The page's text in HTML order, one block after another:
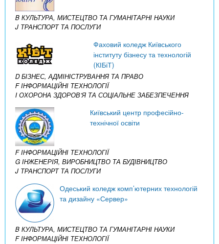
B КУЛЬТУРА, МИСТЕЦТВО ТА ГУМАНІТАРНІ НАУКИ
J ТРАНСПОРТ ТА ПОСЛУГИ
Фаховий коледж Київського
інституту бізнесу та технологій
(КІБіТ)
D БІЗНЕС, АДМІНІСТРУВАННЯ ТА ПРАВО
F ІНФОРМАЦІЙНІ ТЕХНОЛОГІЇ
I ОХОРОНА ЗДОРОВ’Я ТА СОЦІАЛЬНЕ ЗАБЕЗПЕЧЕННЯ
Київський центр професійно-
технічної освіти
F ІНФОРМАЦІЙНІ ТЕХНОЛОГІЇ
G ІНЖЕНЕРІЯ, ВИРОБНИЦТВО ТА БУДІВНИЦТВО
J ТРАНСПОРТ ТА ПОСЛУГИ
Одеський коледж комп’ютерних технологій
та дизайну «Сервер»
B КУЛЬТУРА, МИСТЕЦТВО ТА ГУМАНІТАРНІ НАУКИ
F ІНФОРМАЦІЙНІ ТЕХНОЛОГІЇ